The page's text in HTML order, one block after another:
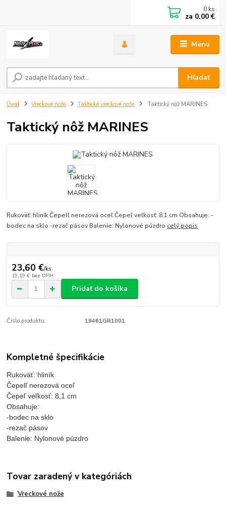
Menu
Hľadať
0 ks
za 0,00 €
Úvod Vreckové nože Taktické vreckové nože Taktický nôž MARINES
Taktický nôž MARINES
Rukoväť: hliník Čepelľ nerezová oceľ Čepeľ veľkosť: 8,1 cm Obsahuje: -
bodec na sklo -rezač pásov Balenie: Nylonové púzdro celý popis
23,60 €/ks
19,19 € bez DPH
Pridať do košíka
Číslo produktu: 19461GR1001
Kompletné špecifikácie
Rukoväť: hliník
Čepelľ nerezová oceľ
Čepeľ veľkosť: 8,1 cm
Obsahuje:
-bodec na sklo
-rezač pásov
Balenie: Nylonové púzdro
Tovar zaradený v kategóriách
Vreckové nože